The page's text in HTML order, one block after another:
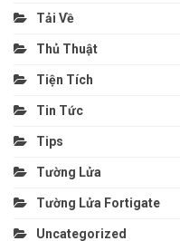
Tải Về
Thủ Thuật
Tiện Tích
Tin Tức
Tips
Tường Lửa
Tường Lửa Fortigate
Uncategorized